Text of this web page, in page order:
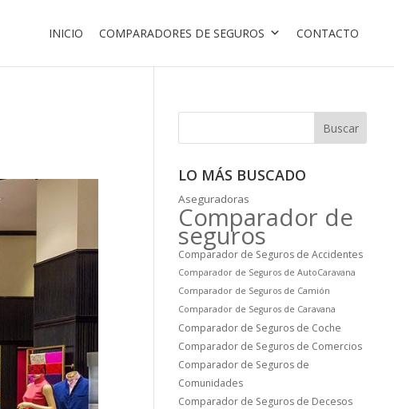
INICIO COMPARADORES DE SEGUROS CONTACTO
Buscar
LO MÁS BUSCADO
Aseguradoras
Comparador de
seguros
Comparador de Seguros de Accidentes
Comparador de Seguros de AutoCaravana
Comparador de Seguros de Camión
Comparador de Seguros de Caravana
Comparador de Seguros de Coche
Comparador de Seguros de Comercios
Comparador de Seguros de
Comunidades
Comparador de Seguros de Decesos